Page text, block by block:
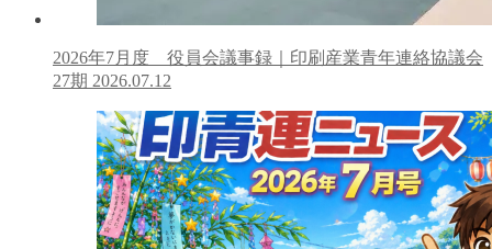
2026年7月度 役員会議事録｜印刷産業青年連絡協議会
27期 2026.07.12